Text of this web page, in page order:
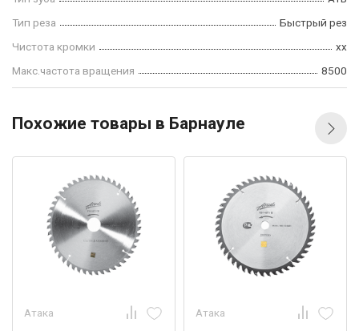
Тип реза
Быстрый рез
Чистота кромки
xx
Макс.частота вращения
8500
Похожие товары в Барнауле
Атака
Атака